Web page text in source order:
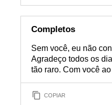
Completos
Sem você, eu não
Agradeço todos os
tão raro. Com você
COPIAR